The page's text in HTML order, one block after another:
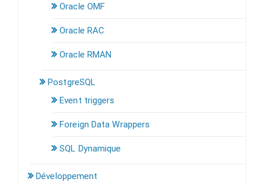
Oracle OMF
Oracle RAC
Oracle RMAN
PostgreSQL
Event triggers
Foreign Data Wrappers
SQL Dynamique
Développement